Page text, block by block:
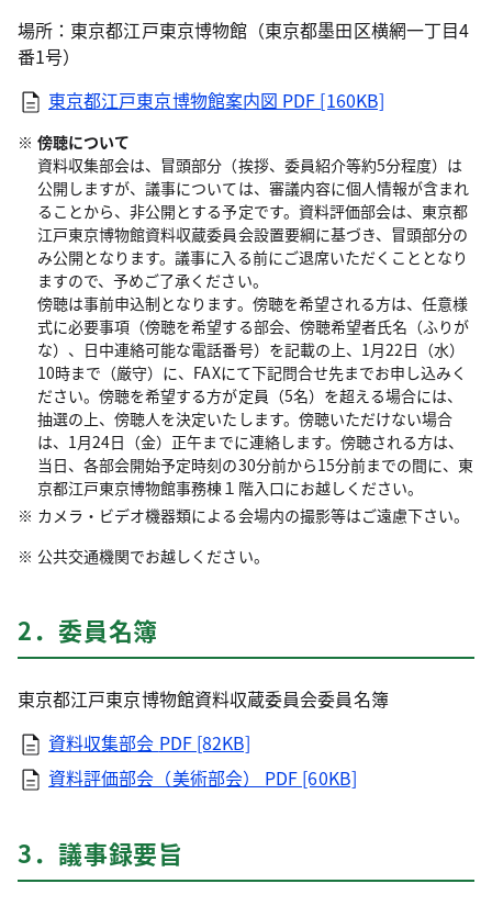
場所：東京都江戸東京博物館（東京都墨田区横網一丁目4
番1号）
東京都江戸東京博物館案内図 PDF [160KB]
傍聴について
資料収集部会は、冒頭部分（挨拶、委員紹介等約5分程度）は
公開しますが、議事については、審議内容に個人情報が含まれ
ることから、非公開とする予定です。資料評価部会は、東京都
江戸東京博物館資料収蔵委員会設置要綱に基づき、冒頭部分の
み公開となります。議事に入る前にご退席いただくこととなり
ますので、予めご了承ください。
傍聴は事前申込制となります。傍聴を希望される方は、任意様
式に必要事項（傍聴を希望する部会、傍聴希望者氏名（ふりが
な）、日中連絡可能な電話番号）を記載の上、1月22日（水）
10時まで（厳守）に、FAXにて下記問合せ先までお申し込みく
ださい。傍聴を希望する方が定員（5名）を超える場合には、
抽選の上、傍聴人を決定いたします。傍聴いただけない場合
は、1月24日（金）正午までに連絡します。傍聴される方は、
当日、各部会開始予定時刻の30分前から15分前までの間に、東
京都江戸東京博物館事務棟１階入口にお越しください。
カメラ・ビデオ機器類による会場内の撮影等はご遠慮下さい。
公共交通機関でお越しください。
2．委員名簿
東京都江戸東京博物館資料収蔵委員会委員名簿
資料収集部会 PDF [82KB]
資料評価部会（美術部会） PDF [60KB]
3．議事録要旨